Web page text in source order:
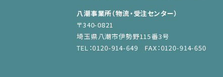
八潮事業所（物流・受注センター）
〒340-0821
埼玉県八潮市伊勢野115番3号
TEL：0120-914-649 FAX：0120-914-650